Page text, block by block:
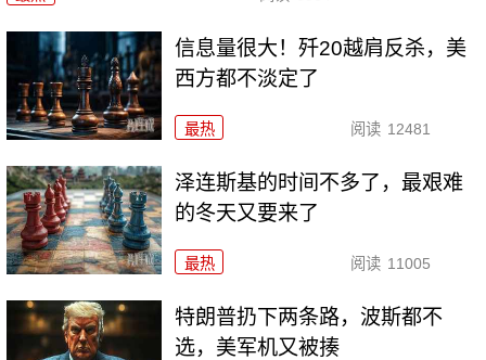
信息量很大！歼20越肩反杀，美
西方都不淡定了
最热 阅读 12481
泽连斯基的时间不多了，最艰难
的冬天又要来了
最热 阅读 11005
特朗普扔下两条路，波斯都不
选，美军机又被揍